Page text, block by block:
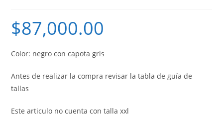
$87,000.00
Color: negro con capota gris
Antes de realizar la compra revisar la tabla de guía de
tallas
Este articulo no cuenta con talla xxl